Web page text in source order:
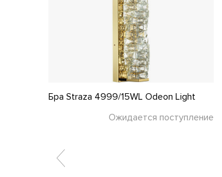
Бра Straza 4999/15WL Odeon Light
Ожидается поступление